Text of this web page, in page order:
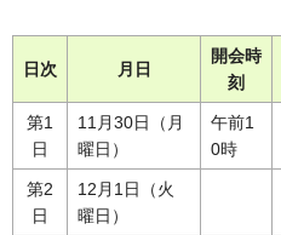
日次 月日
開会時
刻
第1
日
11月30日（月
曜日）
午前1
0時
第2
日
12月1日（火
曜日）